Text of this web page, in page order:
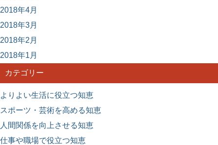
2018年4月
2018年3月
2018年2月
2018年1月
カテゴリー
よりよい生活に役立つ知恵
スポーツ・芸術を高める知恵
人間関係を向上させる知恵
仕事や職場で役立つ知恵